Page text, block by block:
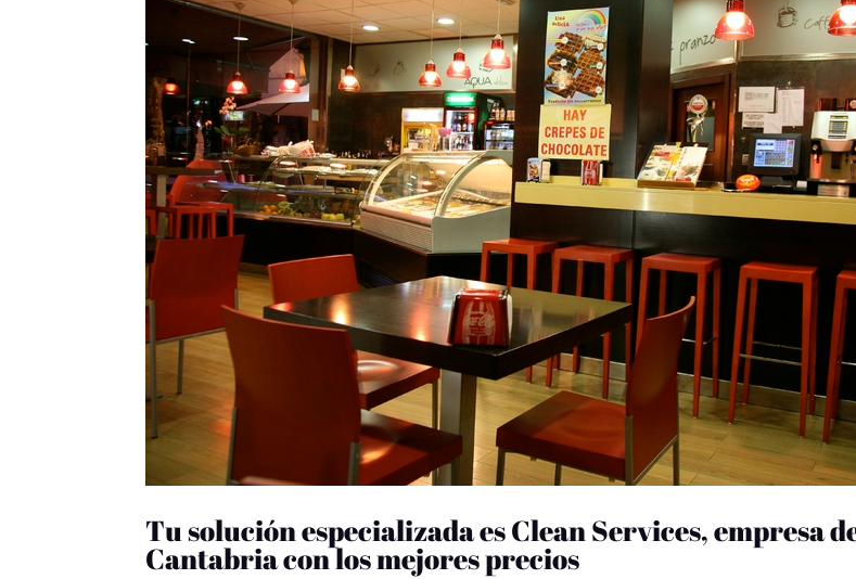
Tu solución especializada es Clean Services, empresa
Cantabria con los mejores precios